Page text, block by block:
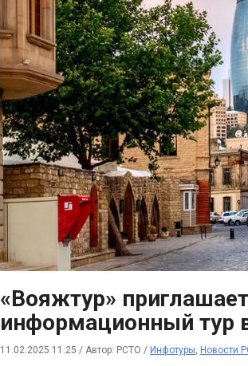
«Вояжтур»
информационный тур
11.02.2025 11:25 / Автор: РСТО / Инфотуры, Новости